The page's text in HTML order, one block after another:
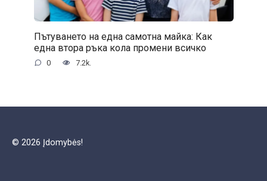
Пътуването на една самотна майка: Как
една втора ръка кола промени всичко
0 7.2k.
© 2026 Įdomybės!